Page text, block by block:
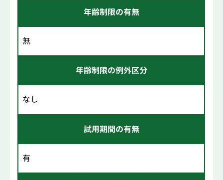
年齢制限の有無
無
年齢制限の例外区分
なし
試用期間の有無
有